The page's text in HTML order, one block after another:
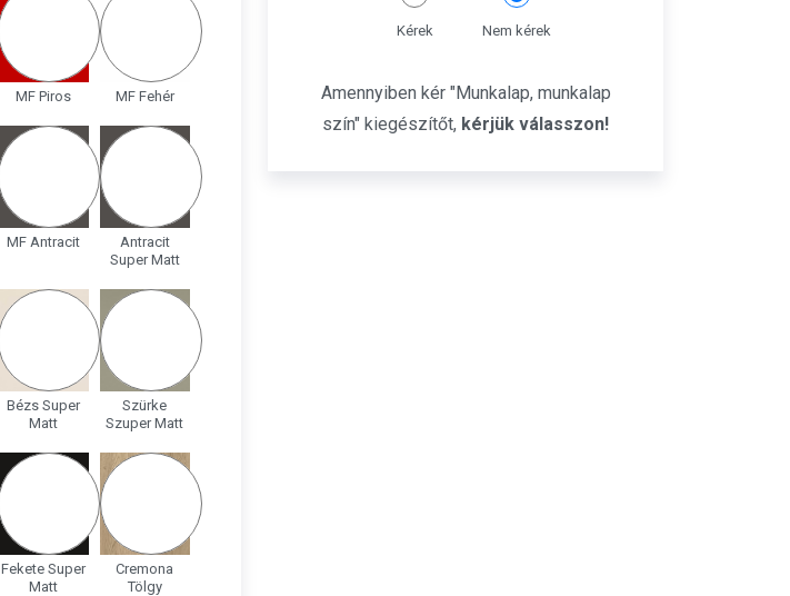
MF Piros MF Fehér
MF Antracit
Antracit
Super Matt
Bézs Super
Matt
Szürke
Szuper Matt
Fekete Super
Matt
Cremona
Tölgy
Kérek Nem kérek
Amennyiben kér "Munkalap, munkalap
szín" kiegészítőt, kérjük válasszon!